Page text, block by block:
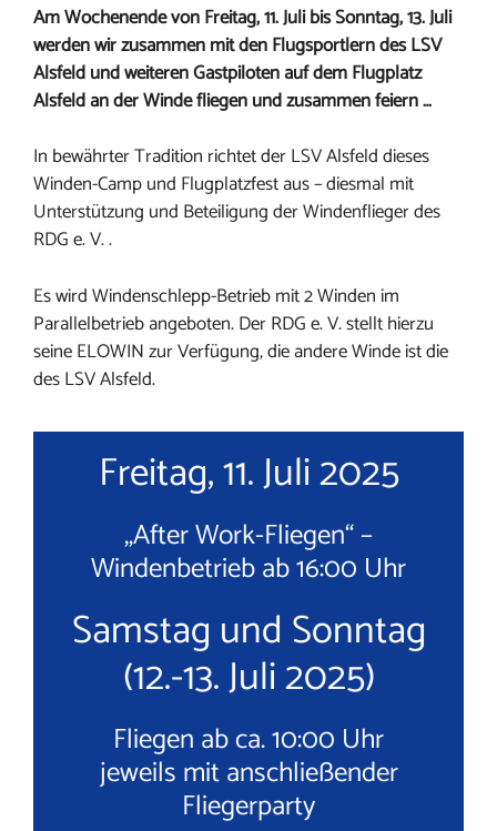
Am Wochenende von Freitag, 11. Juli bis Sonntag, 13. Juli
werden wir zusammen mit den Flugsportlern des LSV
Alsfeld und weiteren Gastpiloten auf dem Flugplatz
Alsfeld an der Winde fliegen und zusammen feiern …
In bewährter Tradition richtet der LSV Alsfeld dieses
Winden-Camp und Flugplatzfest aus – diesmal mit
Unterstützung und Beteiligung der Windenflieger des
RDG e. V. .
Es wird Windenschlepp-Betrieb mit 2 Winden im
Parallelbetrieb angeboten. Der RDG e. V. stellt hierzu
seine ELOWIN zur Verfügung, die andere Winde ist die
des LSV Alsfeld.
Freitag, 11. Juli 2025
„After Work-Fliegen“ –
Windenbetrieb ab 16:00 Uhr
Samstag und Sonntag
(12.-13. Juli 2025)
Fliegen ab ca. 10:00 Uhr
jeweils mit anschließender
Fliegerparty